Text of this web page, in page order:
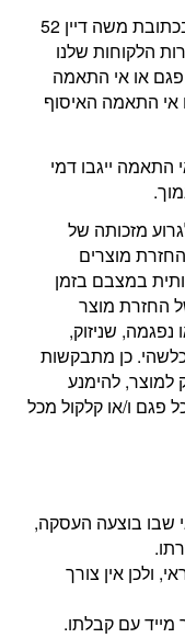
החזרת המוצר תעשה על ידי הלקוח, בכתובת משה דיין 52
הלקוחות שלנו
או אי התאמה
התאמה האיסוף
ייגבו דמי
מזכותה של
מוצרים
במצבם בזמן
החזרת מוצר
שניזוק,
כן מתבקשות
למוצר, להימנע
פגם ו/או קלקול מכל
שבו בוצעה העסקה,
ולכן אין צורך
עם קבלתו.